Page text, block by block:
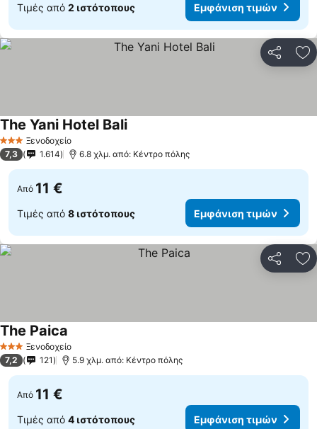
Τιμές από 2 ιστότοπους Εμφάνιση τιμών
3 ΑστέριαΞενοδοχείο
The Yani Hotel Bali
7,3 1.614 6.8 χλμ. από: Κέντρο πόλης
Από 11 €
Τιμές από 8 ιστότοπους Εμφάνιση τιμών
3 ΑστέριαΞενοδοχείο
The Paica
7,2 121 5.9 χλμ. από: Κέντρο πόλης
Από 11 €
Τιμές από 4 ιστότοπους Εμφάνιση τιμών